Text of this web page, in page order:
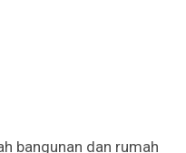
bangunan dan rumah